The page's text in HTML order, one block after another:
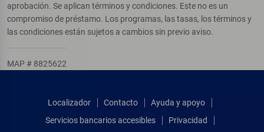
aprobación. Se aplican términos y condiciones. Este no es un
compromiso de préstamo. Los programas, las tasas, los términos y
las condiciones están sujetos a cambios sin previo aviso.
MAP # 8825622
Localizador Contacto
Ayuda y apoyo
Servicios bancarios accesibles
Privacidad